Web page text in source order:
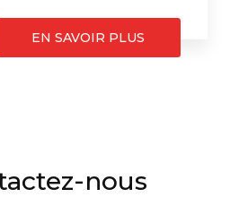
EN SAVOIR PLUS
nous